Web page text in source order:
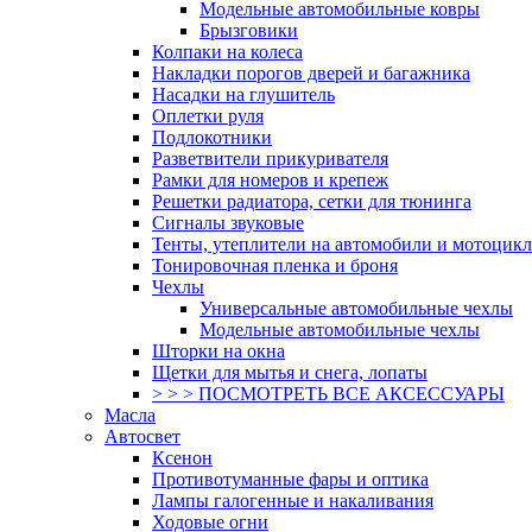
Модельные автомобильные ковры
Брызговики
Колпаки на колеса
Накладки порогов дверей и багажника
Насадки на глушитель
Оплетки руля
Подлокотники
Разветвители прикуривателя
Рамки для номеров и крепеж
Решетки радиатора, сетки для тюнинга
Сигналы звуковые
Тенты, утеплители на автомобили и
Тонировочная пленка и броня
Чехлы
Универсальные автомобильные чехлы
Модельные автомобильные чехлы
Шторки на окна
Щетки для мытья и снега, лопаты
> > > ПОСМОТРЕТЬ ВСЕ АКСЕССУАРЫ
Масла
Автосвет
Ксенон
Противотуманные фары и оптика
Лампы галогенные и накаливания
Ходовые огни